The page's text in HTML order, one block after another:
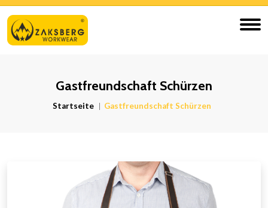
Gastfreundschaft Schürzen
Startseite Gastfreundschaft Schürzen